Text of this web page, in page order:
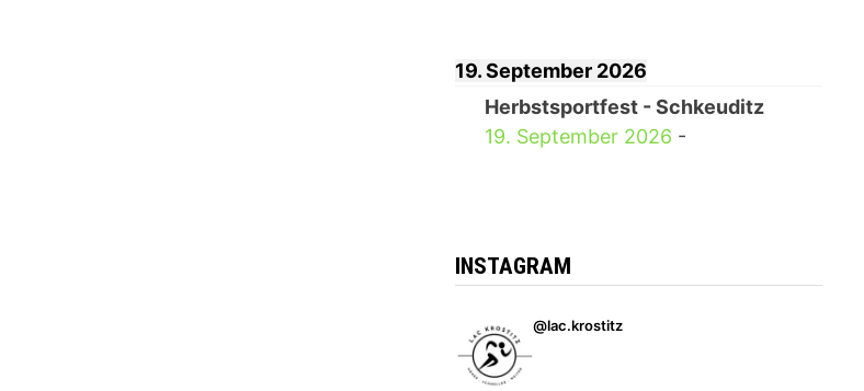
19. September 2026
Herbstsportfest - Schkeuditz
19. September 2026 -
INSTAGRAM
@lac.krostitz